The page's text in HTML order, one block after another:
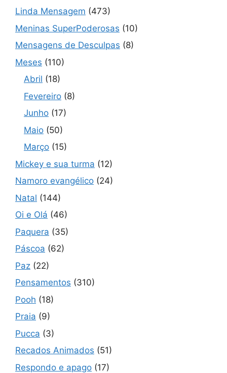
Linda Mensagem (473)
Meninas SuperPoderosas (10)
Mensagens de Desculpas (8)
Meses (110)
Abril (18)
Fevereiro (8)
Junho (17)
Maio (50)
Março (15)
Mickey e sua turma (12)
Namoro evangélico (24)
Natal (144)
Oi e Olá (46)
Paquera (35)
Páscoa (62)
Paz (22)
Pensamentos (310)
Pooh (18)
Praia (9)
Pucca (3)
Recados Animados (51)
Respondo e apago (17)